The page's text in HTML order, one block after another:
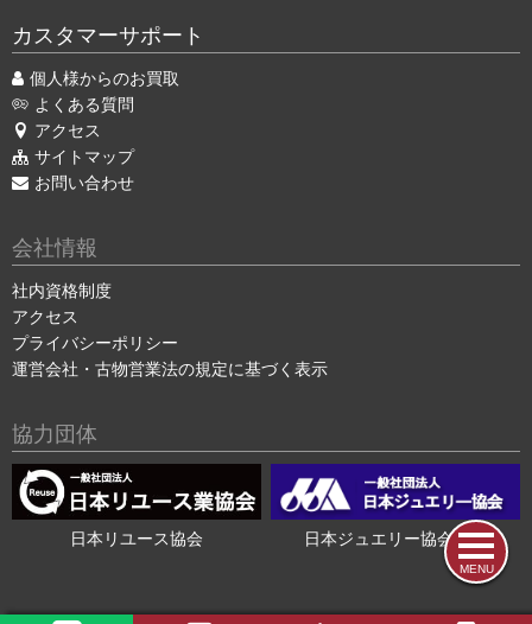
MENU
カスタマーサポート
個人様からのお買取
よくある質問
アクセス
サイトマップ
お問い合わせ
会社情報
社内資格制度
アクセス
プライバシーポリシー
運営会社・古物営業法の規定に基づく表示
協力団体
日本リユース協会 日本ジュエリー協会会員